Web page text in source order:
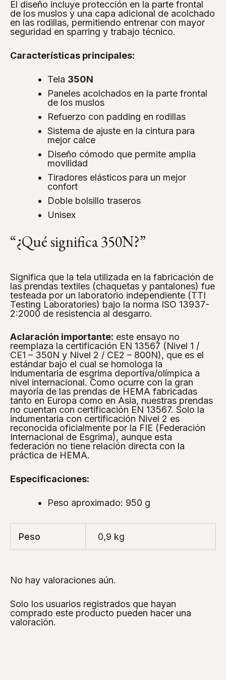
El diseño incluye protección en la parte frontal
de los muslos y una capa adicional de acolchado
en las rodillas, permitiendo entrenar con mayor
seguridad en sparring y trabajo técnico.
Características principales:
Tela 350N
Paneles acolchados en la parte frontal
de los muslos
Refuerzo con padding en rodillas
Sistema de ajuste en la cintura para
mejor calce
Diseño cómodo que permite amplia
movilidad
Tiradores elásticos para un mejor
confort
Doble bolsillo traseros
Unisex
“¿Qué significa 350N?”
Significa que la tela utilizada en la fabricación de
las prendas textiles (chaquetas y pantalones) fue
testeada por un laboratorio independiente (TTI
Testing Laboratories) bajo la norma ISO 13937-
2:2000 de resistencia al desgarro.
Aclaración importante: este ensayo no
reemplaza la certificación EN 13567 (Nivel 1 /
CE1 – 350N y Nivel 2 / CE2 – 800N), que es el
estándar bajo el cual se homologa la
indumentaria de esgrima deportiva/olímpica a
nivel internacional. Como ocurre con la gran
mayoría de las prendas de HEMA fabricadas
tanto en Europa como en Asia, nuestras prendas
no cuentan con certificación EN 13567. Solo la
indumentaria con certificación Nivel 2 es
reconocida oficialmente por la FIE (Federación
Internacional de Esgrima), aunque esta
federación no tiene relación directa con la
práctica de HEMA.
Especificaciones:
Peso aproximado: 950 g
Peso 0,9 kg
No hay valoraciones aún.
Solo los usuarios registrados que hayan
comprado este producto pueden hacer una
valoración.